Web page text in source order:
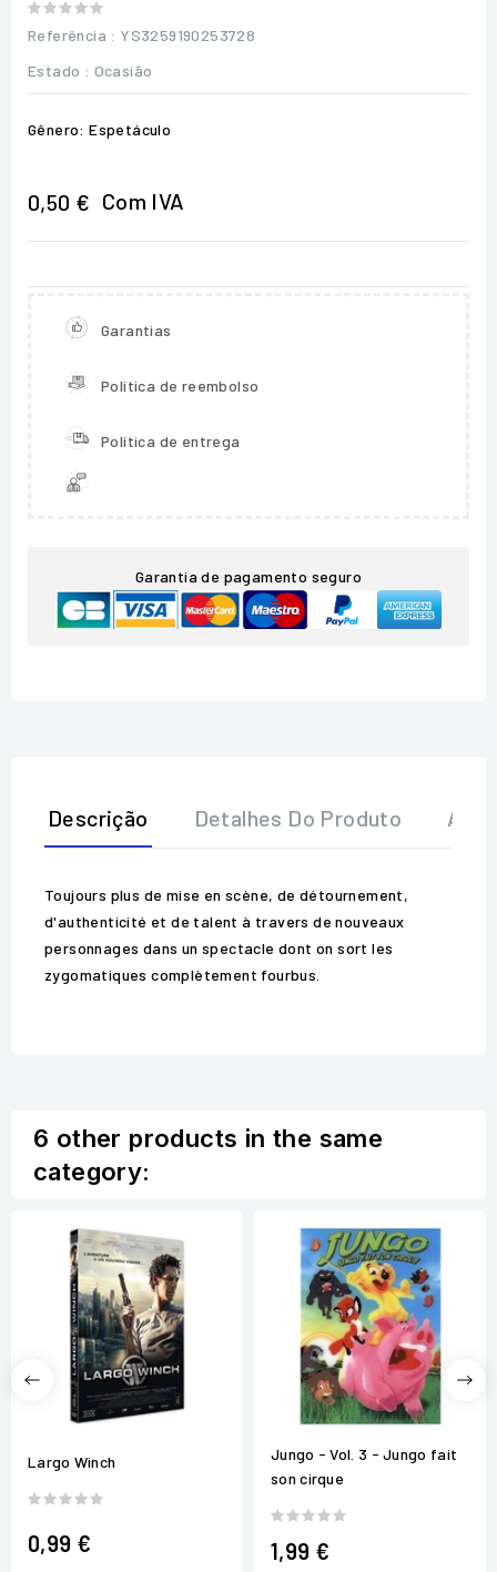
Referência : YS3259190253728
Estado : Ocasião
Gênero: Espetáculo
0,50 € Com IVA
Garantias
Política de reembolso
Política de entrega
Garantia de pagamento seguro
Descrição Detalhes Do Produto
Toujours plus de mise en scène, de détournement,
d'authenticité et de talent à travers de nouveaux
personnages dans un spectacle dont on sort les
zygomatiques complètement fourbus.
6 other products in the same
category:
Largo Winch
0,99 €
Jungo - Vol. 3 - Jungo fait
son cirque
1,99 €